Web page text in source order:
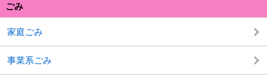
ごみ
家庭ごみ
事業系ごみ